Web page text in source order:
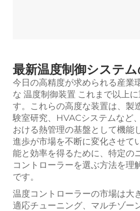
最新温度制御システ
今日の高精度が求められる産業
な 温度制御装置 これまで以上
す。これらの高度な装置は、製
験室研究、HVACシステムなど
おける熱管理の基盤として機能
進歩が市場を不断に変化させて
能と効率を得るために、特定の
コントローラーを選ぶ方法を理
です。
温度コントローラーの市場は大
適応チューニング、マルチゾー